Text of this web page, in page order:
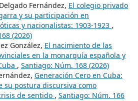
Fernández, El colegio privado
y su participación en
y nacionalistas: 1903-1923 ,
(2026)
González, El nacimiento de las
en la monarquía española y
, Santiago: Núm. 168 (2026)
Generación Cero en Cuba:
su postura discursiva como
de sentido , Santiago: Núm. 166